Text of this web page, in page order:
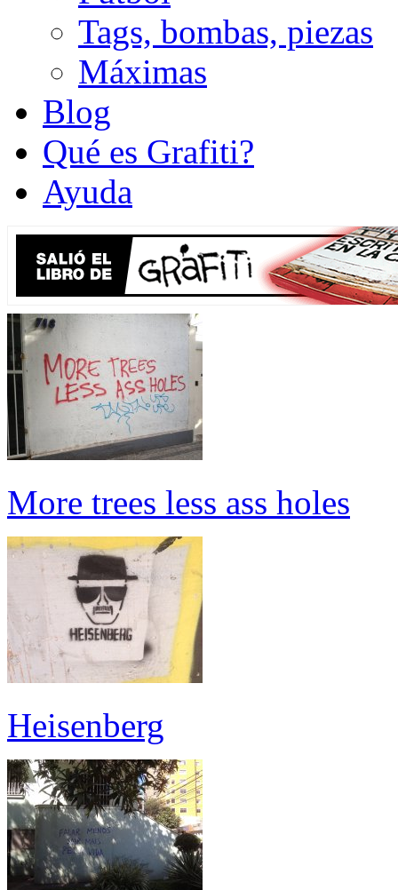
Tags, bombas, piezas
Máximas
Blog
Qué es Grafiti?
Ayuda
More trees less ass holes
Heisenberg